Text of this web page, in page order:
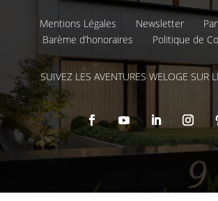
Mentions Légales Newsletter
Barème d’honoraires
Politique de
SUIVEZ LES AVENTURES WELOGE SUR